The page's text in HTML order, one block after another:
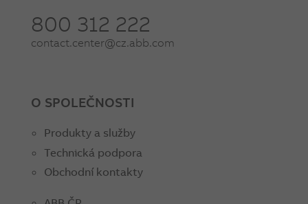
800 312 222
contact.center@cz.abb.com
O SPOLEČNOSTI
Produkty a služby
Technická podpora
Obchodní kontakty